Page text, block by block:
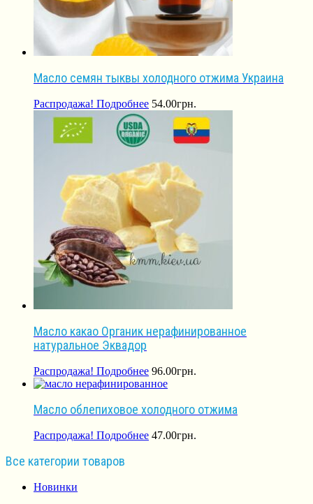
Масло семян тыквы холодного отжима Украина
Распродажа! Подробнее 54.00грн.
Масло какао Органик нерафинированное
натуральное Эквадор
Распродажа! Подробнее 96.00грн.
Масло облепиховое холодного отжима
Распродажа! Подробнее 47.00грн.
Все категории товаров
Новинки